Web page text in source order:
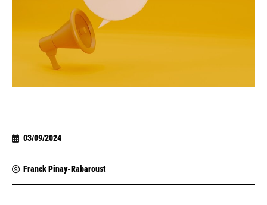
03/09/2024
Franck Pinay-Rabaroust